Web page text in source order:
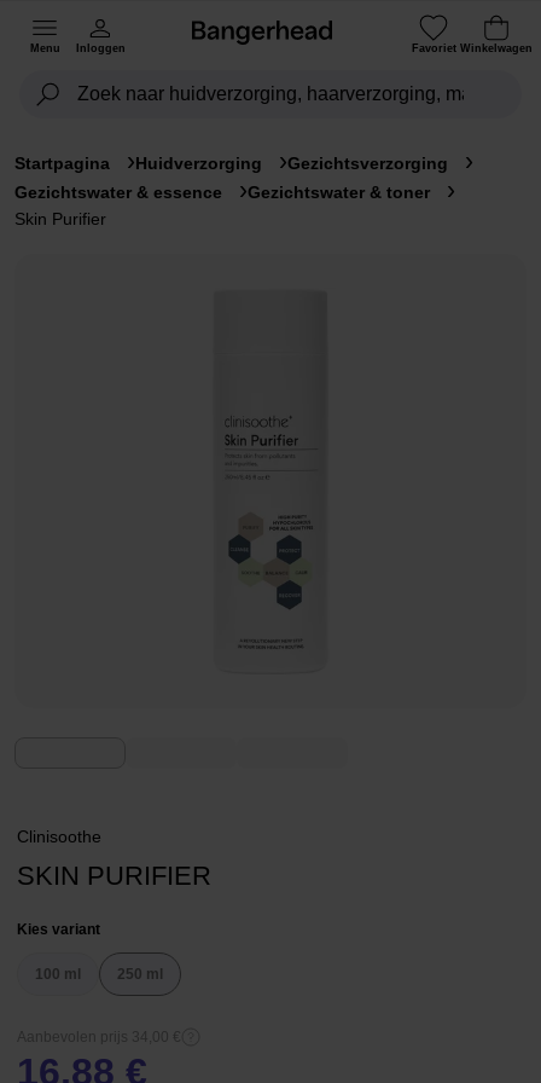
Menu Inloggen Favoriet Winkelwagen
Startpagina Huidverzorging
Gezichtsverzorging
Gezichtswater & essence
Gezichtswater & toner
Skin Purifier
Clinisoothe
SKIN PURIFIER
Kies variant
100 ml 250 ml
Aanbevolen prijs 34,00 €
16,88 €